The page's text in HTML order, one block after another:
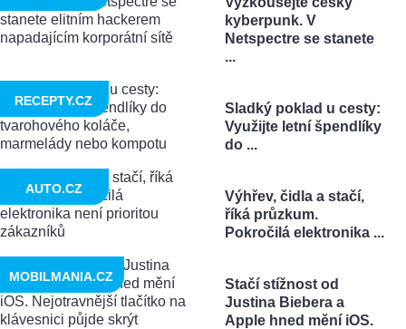
kyberpunk. V
Netspectre se stanete
...
Sladký poklad u cesty:
Využijte letní špendlíky
do ...
RECEPTY.CZ
Výhřev, čidla a stačí,
říká průzkum.
Pokročilá elektronika ...
AUTO.CZ
Stačí stížnost od
Justina Biebera a
Apple hned mění iOS.
MOBILMANIA.CZ